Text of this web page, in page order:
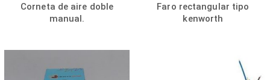
Corneta de aire doble
manual.
Faro rectangular tipo
kenworth